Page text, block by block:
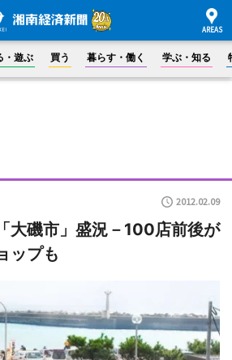
・遊ぶ 買う 暮らす・働く 学ぶ・知る
2012.02.09
大磯市」盛況－100店前後が
ップも